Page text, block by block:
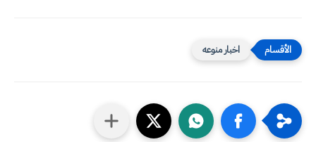
اخبار منوعه